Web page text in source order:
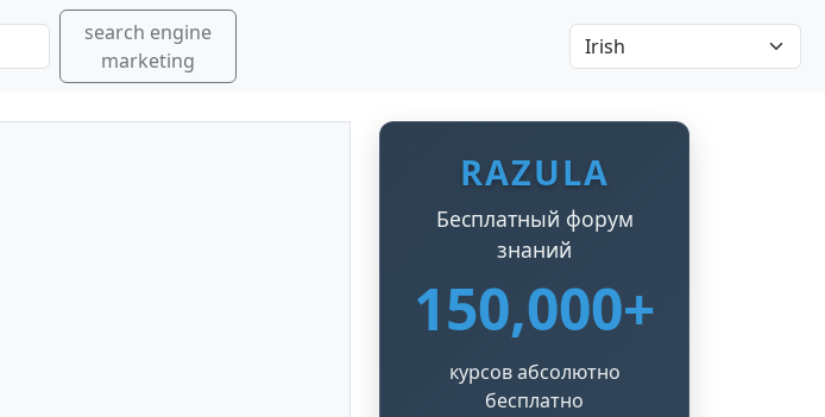
search engine
marketing
RAZULA
Бесплатный форум
знаний
150,000+
курсов абсолютно
бесплатно